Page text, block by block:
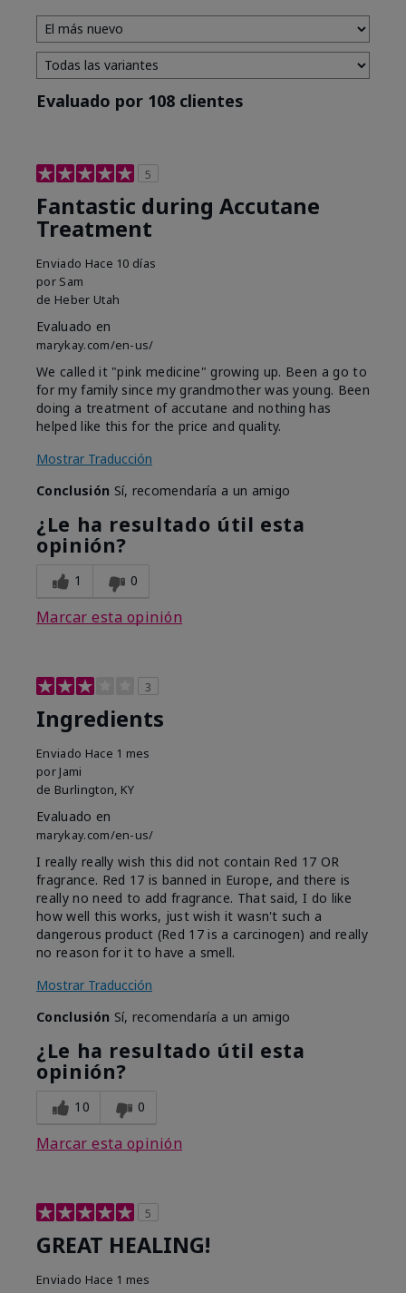
Evaluado por 108 clientes
5
Fantastic during Accutane
Treatment
Enviado Hace 10 días
por Sam
de Heber Utah
Evaluado en
marykay.com/en-us/
We called it "pink medicine" growing up. Been a go to
for my family since my grandmother was young. Been
doing a treatment of accutane and nothing has
helped like this for the price and quality.
Mostrar Traducción
Conclusión Sí, recomendaría a un amigo
¿Le ha resultado útil esta
opinión?
1 0
Marcar esta opinión
3
Ingredients
Enviado Hace 1 mes
por Jami
de Burlington, KY
Evaluado en
marykay.com/en-us/
I really really wish this did not contain Red 17 OR
fragrance. Red 17 is banned in Europe, and there is
really no need to add fragrance. That said, I do like
how well this works, just wish it wasn't such a
dangerous product (Red 17 is a carcinogen) and really
no reason for it to have a smell.
Mostrar Traducción
Conclusión Sí, recomendaría a un amigo
¿Le ha resultado útil esta
opinión?
10 0
Marcar esta opinión
5
GREAT HEALING!
Enviado Hace 1 mes